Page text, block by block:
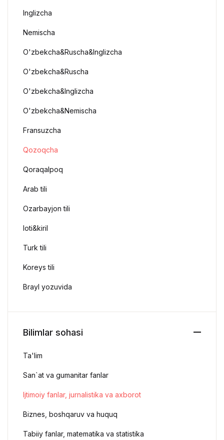
Inglizcha
Nemischa
O'zbekcha&Ruscha&Inglizcha
O'zbekcha&Ruscha
O'zbekcha&Inglizcha
O'zbekcha&Nemischa
Fransuzcha
Qozoqcha
Qoraqalpoq
Arab tili
Ozarbayjon tili
loti&kiril
Turk tili
Koreys tili
Brayl yozuvida
Bilimlar sohasi
Ta'lim
San`at va gumanitar fanlar
Ijtimoiy fanlar, jurnalistika va axborot
Biznes, boshqaruv va huquq
Tabiiy fanlar, matematika va statistika